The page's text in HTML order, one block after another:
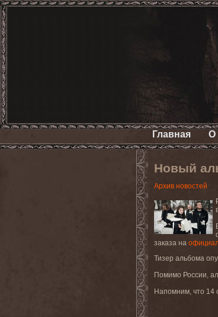
Главная О
Новый
Архив новостей
заказа на
Тизер альбома
Помимо России,
Напомним, что 14